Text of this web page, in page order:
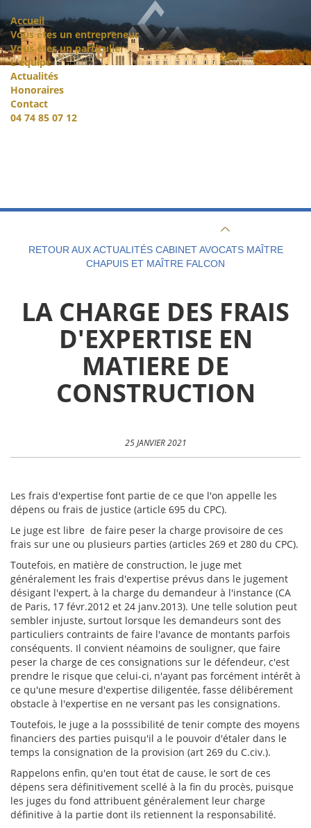
Accueil
Vous êtes un entrepreneur
Vous êtes un particulier
L'équipe
Actualités
Honoraires
Contact
04 74 85 07 12
RETOUR AUX ACTUALITÉS CABINET AVOCATS MAÎTRE
CHAPUIS ET MAÎTRE FALCON
LA CHARGE DES FRAIS
D'EXPERTISE EN
MATIERE DE
CONSTRUCTION
25 JANVIER 2021
Les frais d'expertise font partie de ce que l'on appelle les
dépens ou frais de justice (article 695 du CPC).
Le juge est libre de faire peser la charge provisoire de ces
frais sur une ou plusieurs parties (articles 269 et 280 du CPC).
Toutefois, en matière de construction, le juge met
généralement les frais d'expertise prévus dans le jugement
désigant l'expert, à la charge du demandeur à l'instance (CA
de Paris, 17 févr.2012 et 24 janv.2013). Une telle solution peut
sembler injuste, surtout lorsque les demandeurs sont des
particuliers contraints de faire l'avance de montants parfois
conséquents. Il convient néamoins de souligner, que faire
peser la charge de ces consignations sur le défendeur, c'est
prendre le risque que celui-ci, n'ayant pas forcément intérêt à
ce qu'une mesure d'expertise diligentée, fasse délibérement
obstacle à l'expertise en ne versant pas les consignations.
Toutefois, le juge a la posssibilité de tenir compte des moyens
financiers des parties puisqu'il a le pouvoir d'étaler dans le
temps la consignation de la provision (art 269 du C.civ.).
Rappelons enfin, qu'en tout état de cause, le sort de ces
dépens sera définitivement scellé à la fin du procès, puisque
les juges du fond attribuent généralement leur charge
définitive à la partie dont ils retiennent la responsabilité.